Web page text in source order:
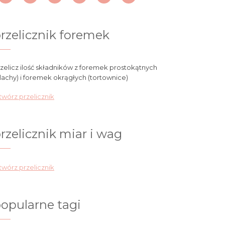
foremek
ilość składników z foremek prostokątnych
i foremek okrągłych (tortownice)
przelicznik
miar i wag
przelicznik
tagi